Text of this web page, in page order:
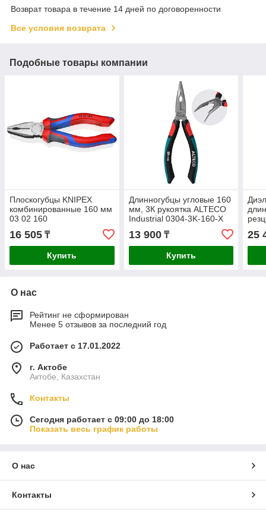
Возврат товара в течение 14 дней по договоренности
Все условия возврата
Подобные товары компании
Плоскогубцы KNIPEX
комбинированные 160 мм
03 02 160
16 505 ₸
Купить
Длинногубцы угловые 160
мм, 3К рукоятка ALTECO
Industrial 0304-3K-160-X
13 900₸
Купить
25
О нас
Рейтинг не сформирован
Менее 5 отзывов за последний год
Работает с 17.01.2022
г. Актобе
Актобе, Казахстан
Контакты
Сегодня работает с 09:00 до 18:00
Показать весь график работы
О нас
Контакты